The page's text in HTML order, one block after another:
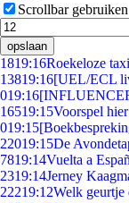
Scrollbar gebruiken
opslaan
1819:16Roekeloze
13819:16[UEL/ECL
019:16
16519:15Voorspel
019:15
22019:15De
7819:14Vuelta a
2319:14Jerney
22219:12Welk geurtje